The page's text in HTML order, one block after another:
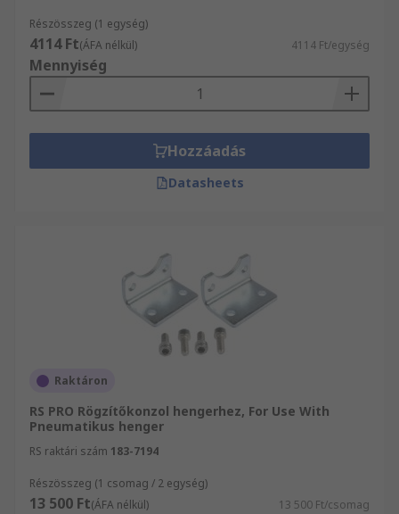
Részösszeg (1 egység)
4114 Ft(ÁFA nélkül) 4114 Ft/egység
Mennyiség
Hozzáadás
Datasheets
Raktáron
RS PRO Rögzítőkonzol hengerhez, For Use With
Pneumatikus henger
RS raktári szám 183-7194
Részösszeg (1 csomag / 2 egység)
13 500 Ft(ÁFA nélkül) 13 500 Ft/csomag